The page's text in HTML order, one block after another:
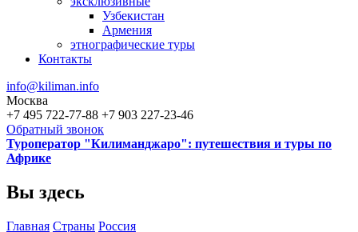
Узбекистан
Армения
этнографические туры
Контакты
info@kiliman.info
Москва
+7 495 722-77-88 +7 903 227-23-46
Обратный звонок
Туроператор "Килиманджаро": путешествия и туры по
Африке
Вы здесь
Главная Страны Россия